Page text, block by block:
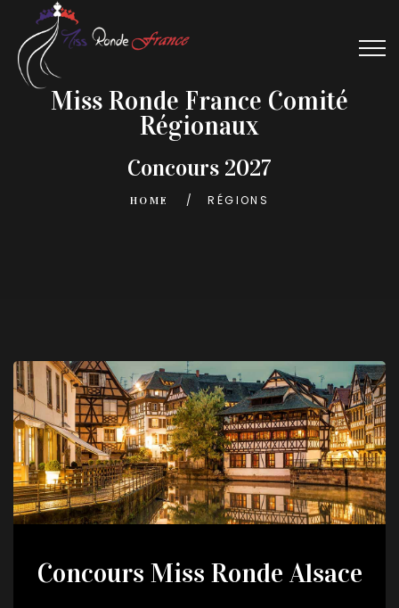
Miss Ronde France Comité
Régionaux
Concours 2027
HOME RÉGIONS
Concours Miss Ronde Alsace